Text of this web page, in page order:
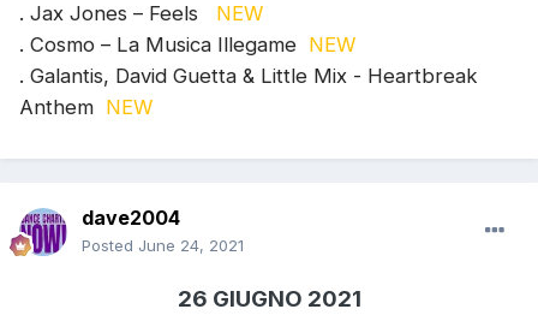
. Jax Jones – Feels
NEW
. Cosmo – La Musica Illegame NEW
. Galantis, David Guetta & Little Mix - Heartbreak
Anthem NEW
dave2004
Posted June 24, 2021
26 GIUGNO 2021